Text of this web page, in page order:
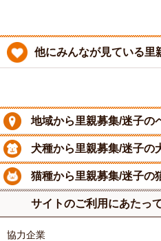
他にみんなが見ている里
地域から里親募集/迷子の
犬種から里親募集/迷子の
猫種から里親募集/迷子の
サイトのご利用にあたっ
協力企業